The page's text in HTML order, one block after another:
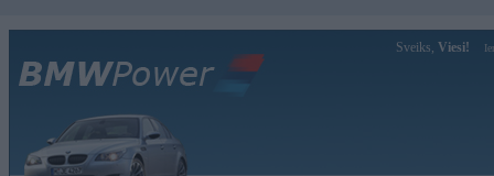
Sveiks, Viesi!